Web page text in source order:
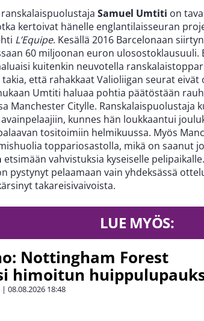
Samuel Umtiti on
kertoivat hänelle englantilaisseuran
L’Equipe. Kesällä 2016 Barcelonaan
60 miljoonan euron ulosostoklausuuli.
kuitenkin neuvotella
että rahakkaat Valioliigan seurat eivät
Umtiti haluaa pohtia päätöstään
Manchester Citylle. Ranskalaispuolustaja
kunnes hän loukkaantui
tositoimiin helmikuussa. Myös
toppariosastolla, mikä on saanut
etsimään vahvistuksia kyseiselle
pystynyt pelaamaan vain yhdeksässä
takareisivaivoista.
LUE MYÖS:
Nottingham Forest
himoitun
| 08.08.2026 18:48